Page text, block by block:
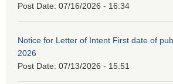
Post Date: 07/16/2026 - 16:34
Notice for Letter of Intent First date of
2026
Post Date: 07/13/2026 - 15:51